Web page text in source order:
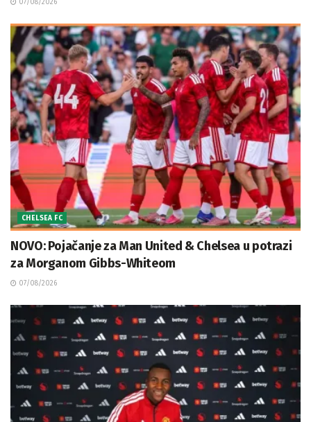
07/08/2026
CHELSEA FC
NOVO: Pojačanje za Man United & Chelsea u potrazi
za Morganom Gibbs-Whiteom
07/08/2026